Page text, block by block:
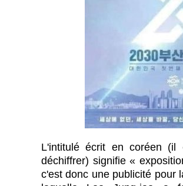
L'intitulé écrit en coréen
déchiffrer) signifie «
c'est donc une publicité pour